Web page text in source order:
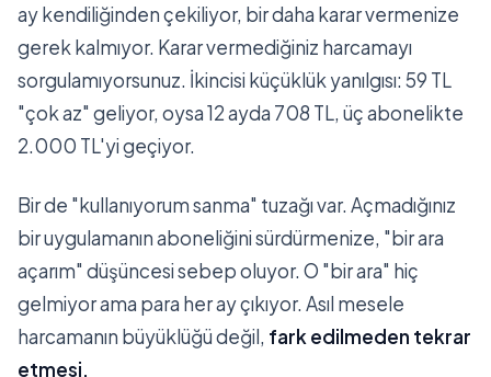
ay kendiliğinden çekiliyor, bir daha karar vermenize
gerek kalmıyor. Karar vermediğiniz harcamayı
sorgulamıyorsunuz. İkincisi küçüklük yanılgısı: 59 TL
"çok az" geliyor, oysa 12 ayda 708 TL, üç abonelikte
2.000 TL'yi geçiyor.
Bir de "kullanıyorum sanma" tuzağı var. Açmadığınız
bir uygulamanın aboneliğini sürdürmenize, "bir ara
açarım" düşüncesi sebep oluyor. O "bir ara" hiç
gelmiyor ama para her ay çıkıyor. Asıl mesele
harcamanın büyüklüğü değil, fark edilmeden tekrar
etmesi.